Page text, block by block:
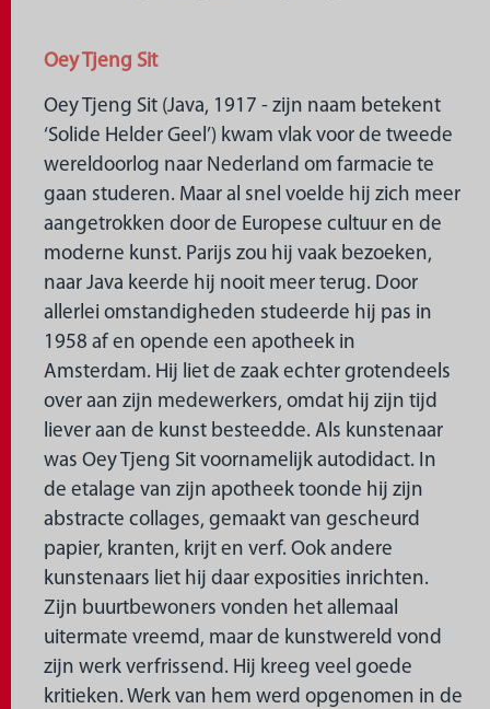
Oey Tjeng Sit
Oey Tjeng Sit (Java, 1917 - zijn naam betekent
‘Solide Helder Geel’) kwam vlak voor de tweede
wereldoorlog naar Nederland om farmacie te
gaan studeren. Maar al snel voelde hij zich meer
aangetrokken door de Europese cultuur en de
moderne kunst. Parijs zou hij vaak bezoeken,
naar Java keerde hij nooit meer terug. Door
allerlei omstandigheden studeerde hij pas in
1958 af en opende een apotheek in
Amsterdam. Hij liet de zaak echter grotendeels
over aan zijn medewerkers, omdat hij zijn tijd
liever aan de kunst besteedde. Als kunstenaar
was Oey Tjeng Sit voornamelijk autodidact. In
de etalage van zijn apotheek toonde hij zijn
abstracte collages, gemaakt van gescheurd
papier, kranten, krijt en verf. Ook andere
kunstenaars liet hij daar exposities inrichten.
Zijn buurtbewoners vonden het allemaal
uitermate vreemd, maar de kunstwereld vond
zijn werk verfrissend. Hij kreeg veel goede
kritieken. Werk van hem werd opgenomen in de